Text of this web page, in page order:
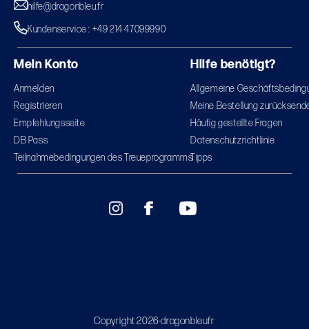
hilfe@dragonbleu.fr
Kundenservice : +49 214 47099990
Mein Konto
Anmelden
Registrieren
Empfehlungsseite
DB Pass
Teilnahmebedingungen des Treueprogramms
Hilfe benötigt?
Allgemeine
Meine Bestellung
Häufig gestellte Fragen
Datenschutzrichtlinie
Tipps
Copyright 2026-dragonbleufr